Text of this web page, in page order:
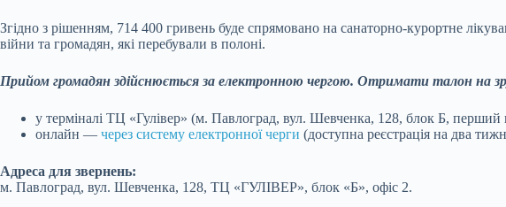
Згідно з рішенням, 714 400 гривень буде спрямовано на санаторно-курортне
війни та громадян, які перебували в полоні.
Прийом громадян здійснюється за електронною чергою. Отримати талон на
у терміналі ТЦ «Гулівер» (м. Павлоград, вул. Шевченка, 128, блок Б, перший
онлайн — через систему електронної черги (доступна реєстрація на два
Адреса для звернень:
м. Павлоград, вул. Шевченка, 128, ТЦ «ГУЛІВЕР», блок «Б», офіс 2.